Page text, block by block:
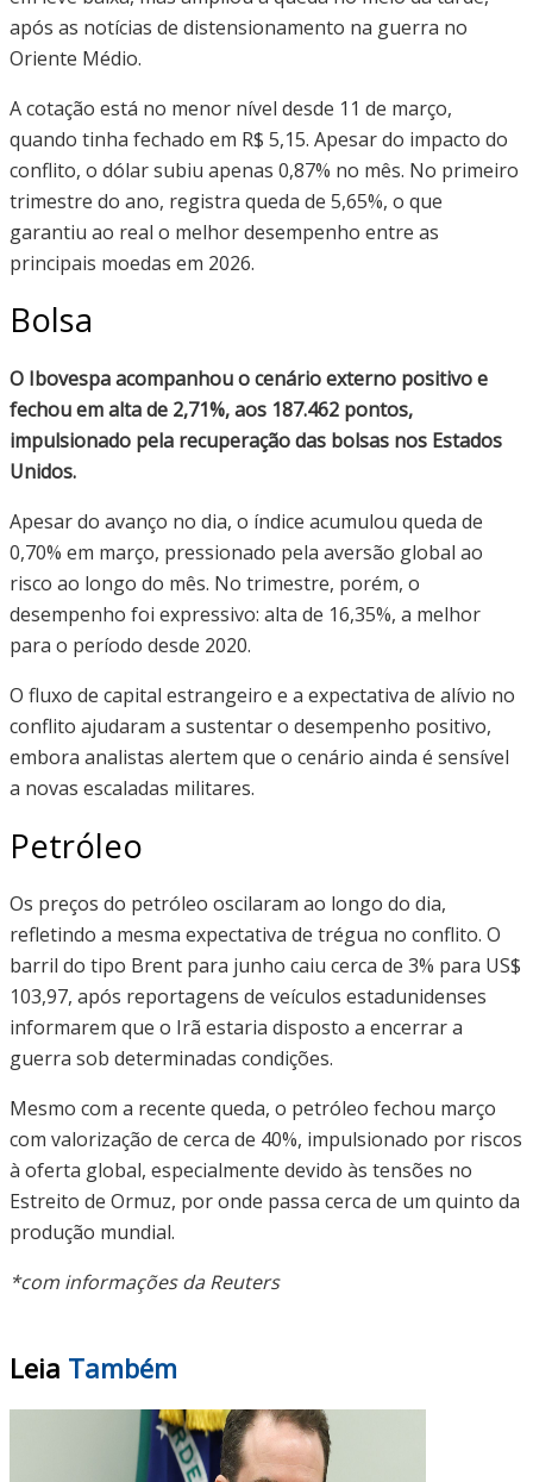
após as notícias de distensionamento na guerra no
Oriente Médio.
A cotação está no menor nível desde 11 de março,
quando tinha fechado em R$ 5,15. Apesar do impacto do
conflito, o dólar subiu apenas 0,87% no mês. No primeiro
trimestre do ano, registra queda de 5,65%, o que
garantiu ao real o melhor desempenho entre as
principais moedas em 2026.
Bolsa
O Ibovespa acompanhou o cenário externo positivo e
fechou em alta de 2,71%, aos 187.462 pontos,
impulsionado pela recuperação das bolsas nos Estados
Unidos.
Apesar do avanço no dia, o índice acumulou queda de
0,70% em março, pressionado pela aversão global ao
risco ao longo do mês. No trimestre, porém, o
desempenho foi expressivo: alta de 16,35%, a melhor
para o período desde 2020.
O fluxo de capital estrangeiro e a expectativa de alívio no
conflito ajudaram a sustentar o desempenho positivo,
embora analistas alertem que o cenário ainda é sensível
a novas escaladas militares.
Petróleo
Os preços do petróleo oscilaram ao longo do dia,
refletindo a mesma expectativa de trégua no conflito. O
barril do tipo Brent para junho caiu cerca de 3% para US$
103,97, após reportagens de veículos estadunidenses
informarem que o Irã estaria disposto a encerrar a
guerra sob determinadas condições.
Mesmo com a recente queda, o petróleo fechou março
com valorização de cerca de 40%, impulsionado por riscos
à oferta global, especialmente devido às tensões no
Estreito de Ormuz, por onde passa cerca de um quinto da
produção mundial.
*com informações da Reuters
Leia Também